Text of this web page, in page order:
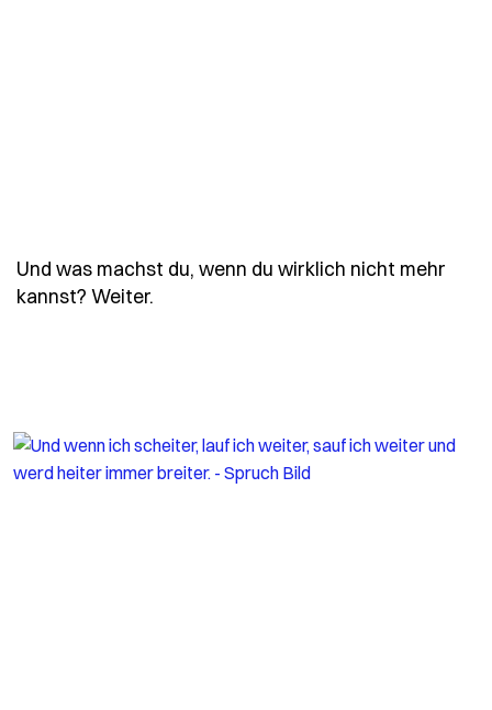
Und was machst du, wenn du wirklich nicht mehr
kannst? Weiter.